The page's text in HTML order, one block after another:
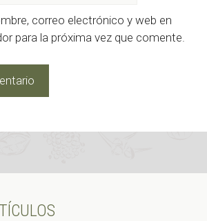
correo electrónico y web en
para la próxima vez que comente.